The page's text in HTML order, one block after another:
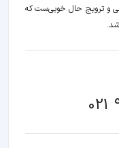
و ترویج حال خوبی‌ست که
021